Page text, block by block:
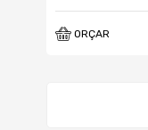
ORÇAR